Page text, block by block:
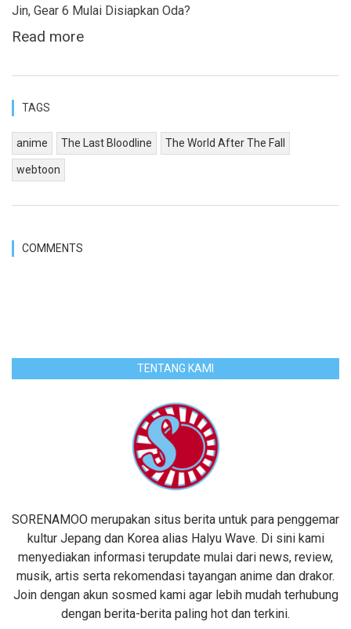
Jin, Gear 6 Mulai Disiapkan Oda?
Read more
TAGS
anime The Last Bloodline The World After The Fall
webtoon
COMMENTS
TENTANG KAMI
SORENAMOO merupakan situs berita untuk para penggemar
kultur Jepang dan Korea alias Halyu Wave. Di sini kami
menyediakan informasi terupdate mulai dari news, review,
musik, artis serta rekomendasi tayangan anime dan drakor.
Join dengan akun sosmed kami agar lebih mudah terhubung
dengan berita-berita paling hot dan terkini.